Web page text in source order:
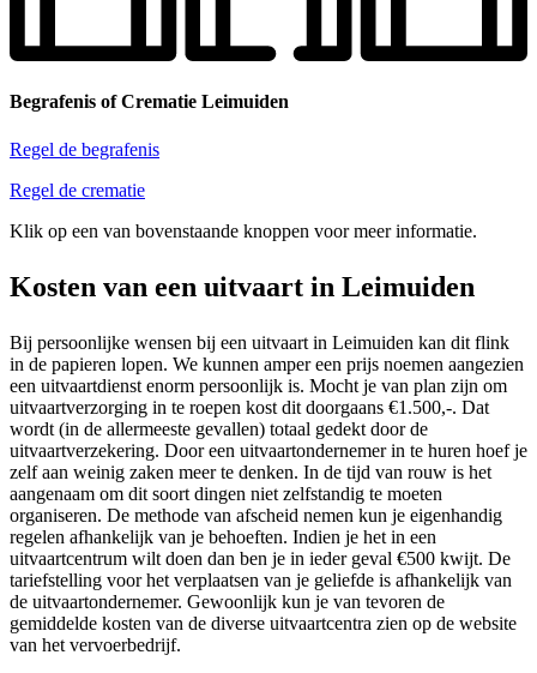
Begrafenis of Crematie Leimuiden
Regel de begrafenis
Regel de crematie
Klik op een van bovenstaande knoppen voor meer informatie.
Kosten van een uitvaart in Leimuiden
Bij persoonlijke wensen bij een uitvaart in Leimuiden kan dit flink
in de papieren lopen. We kunnen amper een prijs noemen aangezien
een uitvaartdienst enorm persoonlijk is. Mocht je van plan zijn om
uitvaartverzorging in te roepen kost dit doorgaans €1.500,-. Dat
wordt (in de allermeeste gevallen) totaal gedekt door de
uitvaartverzekering. Door een uitvaartondernemer in te huren hoef je
zelf aan weinig zaken meer te denken. In de tijd van rouw is het
aangenaam om dit soort dingen niet zelfstandig te moeten
organiseren. De methode van afscheid nemen kun je eigenhandig
regelen afhankelijk van je behoeften. Indien je het in een
uitvaartcentrum wilt doen dan ben je in ieder geval €500 kwijt. De
tariefstelling voor het verplaatsen van je geliefde is afhankelijk van
de uitvaartondernemer. Gewoonlijk kun je van tevoren de
gemiddelde kosten van de diverse uitvaartcentra zien op de website
van het vervoerbedrijf.